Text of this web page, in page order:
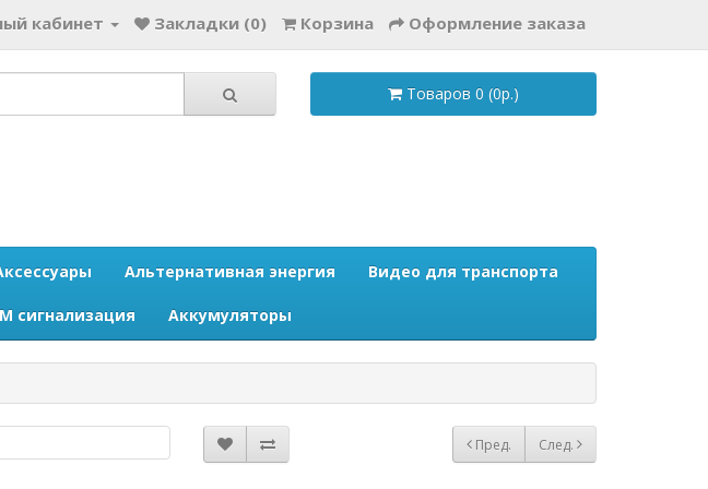
кабинет Закладки (0) Корзина Оформление заказа
Товаров 0 (0р.)
Альтернативная энергия Видео для транспорта
сигнализация Аккумуляторы
Пред. След.